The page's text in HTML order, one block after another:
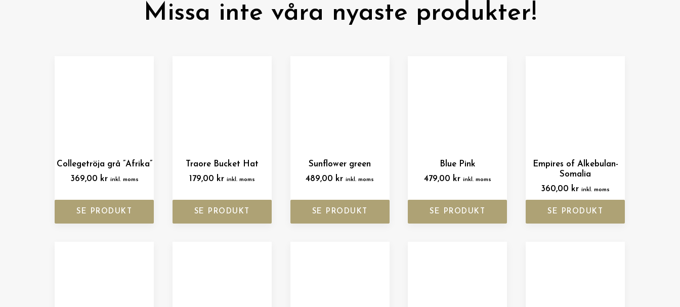
Missa inte våra nyaste produkter!
Collegetröja grå ”Afrika”
369,00 kr inkl. moms
SE PRODUKT
Traore Bucket Hat
179,00 kr inkl. moms
SE PRODUKT
Sunflower green
489,00 kr inkl. moms
SE PRODUKT
Blue Pink
479,00 kr inkl. moms
SE PRODUKT
Empires of Alkebulan-
Somalia
360,00 kr inkl. moms
SE PRODUKT